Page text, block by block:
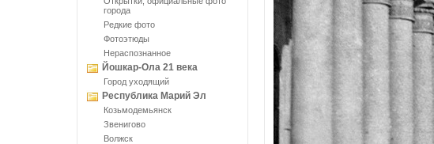
города
Редкие фото
Фотоэтюды
Нераспознанное
Йошкар-Ола 21 века
Город уходящий
Республика Марий Эл
Козьмодемьянск
Звенигово
Волжск